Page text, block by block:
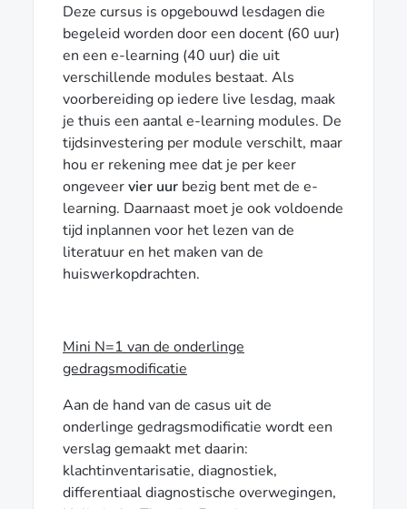
Deze cursus is opgebouwd lesdagen die
begeleid worden door een docent (60 uur)
en een e-learning (40 uur) die uit
verschillende modules bestaat. Als
voorbereiding op iedere live lesdag, maak
je thuis een aantal e-learning modules. De
tijdsinvestering per module verschilt, maar
hou er rekening mee dat je per keer
ongeveervier uur bezig bent met de e-
learning. Daarnaast moet je ook voldoende
tijd inplannen voor het lezen van de
literatuur en het maken van de
huiswerkopdrachten.
Mini N=1 van de onderlinge
gedragsmodificatie
Aan de hand van de casus uit de
onderlinge gedragsmodificatie wordt een
verslag gemaakt met daarin:
klachtinventarisatie, diagnostiek,
differentiaal diagnostische overwegingen,